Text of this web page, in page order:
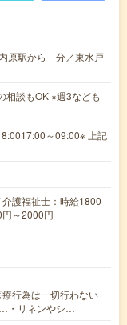
原駅から---分／東水戸
相談もOK ※週3なども
～09:00※ 上記
護福祉士：時給1800
～2000円
行為は一切行わない
・リネンやシ…